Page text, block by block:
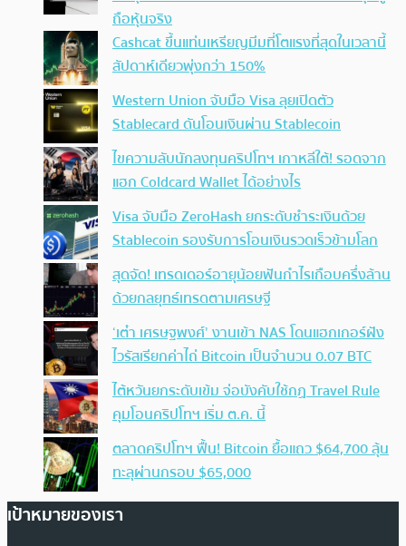
ถือหุ้นจริง
Cashcat ขึ้นแท่นเหรียญมีมที่โตแรงที่สุดในเวลานี้
สัปดาห์เดียวพุ่งกว่า 150%
Western Union จับมือ Visa ลุยเปิดตัว
Stablecard ดันโอนเงินผ่าน Stablecoin
ไขความลับนักลงทุนคริปโทฯ เกาหลีใต้! รอดจาก
แฮก Coldcard Wallet ได้อย่างไร
Visa จับมือ ZeroHash ยกระดับชำระเงินด้วย
Stablecoin รองรับการโอนเงินรวดเร็วข้ามโลก
สุดจัด! เทรดเดอร์อายุน้อยฟันกำไรเกือบครึ่งล้าน
ด้วยกลยุทธ์เทรดตามเศรษฐี
‘เต๋า เศรษฐพงศ์’ งานเข้า NAS โดนแฮกเกอร์ฝัง
ไวรัสเรียกค่าไถ่ Bitcoin เป็นจำนวน 0.07 BTC
ไต้หวันยกระดับเข้ม จ่อบังคับใช้กฏ Travel Rule
คุมโอนคริปโทฯ เริ่ม ต.ค. นี้
ตลาดคริปโทฯ ฟื้น! Bitcoin ยื้อแถว $64,700 ลุ้น
ทะลุผ่านกรอบ $65,000
เป้าหมายของเรา